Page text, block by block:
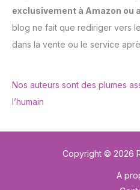
exclusivement à Amazon ou
blog ne fait que rediriger vers
dans la vente ou le service
Nos auteurs sont des plumes
l’humain
Copyright © 2026
A